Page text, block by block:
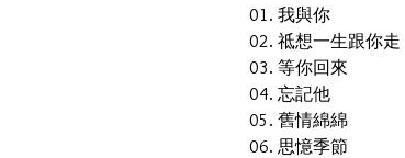
01. 我與你
02. 祗想一生跟你走
03. 等你回來
04. 忘記他
05. 舊情綿綿
06. 思憶季節